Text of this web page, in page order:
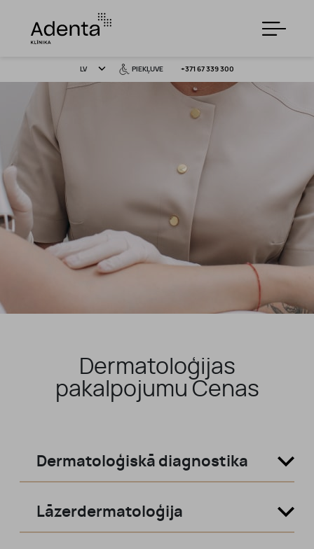
LV +371 67 339 300
PIEKĻUVE
PAKALPOJUMI
CENAS
ĪPAŠIE PIEDĀVĀJUMI
MŪSU KOMANDA
KONTAKTIDermatoloģijas
pakalpojumu Cenas
Dermatoloģiskā diagnostika
Lāzerdermatoloģija